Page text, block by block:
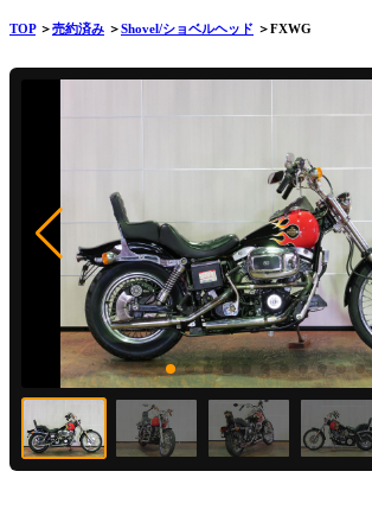
TOP＞売約済み ＞Shovel/ショベルヘッド ＞FXWG